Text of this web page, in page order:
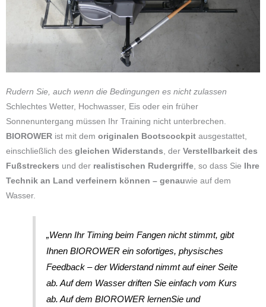
Rudern Sie, auch wenn die Bedingungen es nicht zulassen
Schlechtes Wetter, Hochwasser, Eis oder ein früher
Sonnenuntergang müssen Ihr Training nicht unterbrechen.
BIOROWER ist mit dem originalen Bootscockpit ausgestattet,
einschließlich des gleichen Widerstands , der Verstellbarkeit des
Fußstreckers und der realistischen Rudergriffe , so dass Sie Ihre
Technik an Land verfeinern können – genauwie auf dem
Wasser.
„Wenn Ihr Timing beim Fangen nicht stimmt, gibt
Ihnen BIOROWER ein sofortiges, physisches
Feedback – der Widerstand nimmt auf einer Seite
ab. Auf dem Wasser driften Sie einfach vom Kurs
ab. Auf dem BIOROWERlernenSieund